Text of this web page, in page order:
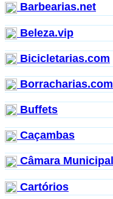
Barbearias.net
Beleza.vip
Bicicletarias.com
Borracharias.com
Buffets
Caçambas
Câmara Municipal
Cartórios